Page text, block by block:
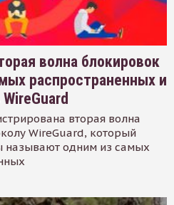
волна блокировок
распространенных и
вторая волна
WireGuard, который
называют одним из самых